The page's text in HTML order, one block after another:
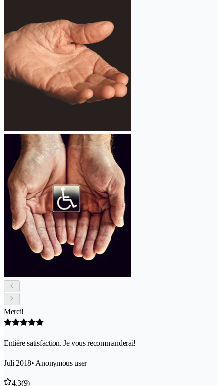
Merci!
Entière satisfaction. Je vous recommanderai!
Juli 2018• Anonymous user
4.3(9)